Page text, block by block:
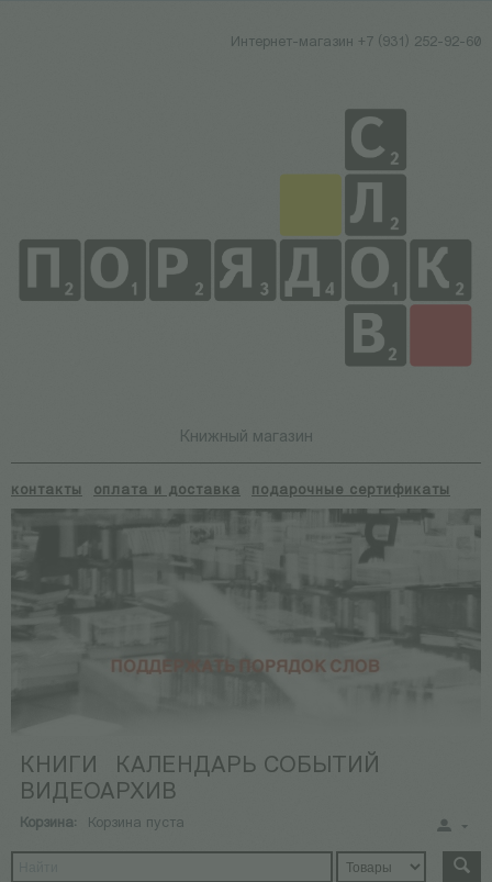
Интернет-магазин +7 (931) 252-92-60
Книжный магазин
контакты оплата и доставка подарочные сертификаты
КНИГИ
КАЛЕНДАРЬ СОБЫТИЙ
ВИДЕОАРХИВ
Корзина: Корзина пуста